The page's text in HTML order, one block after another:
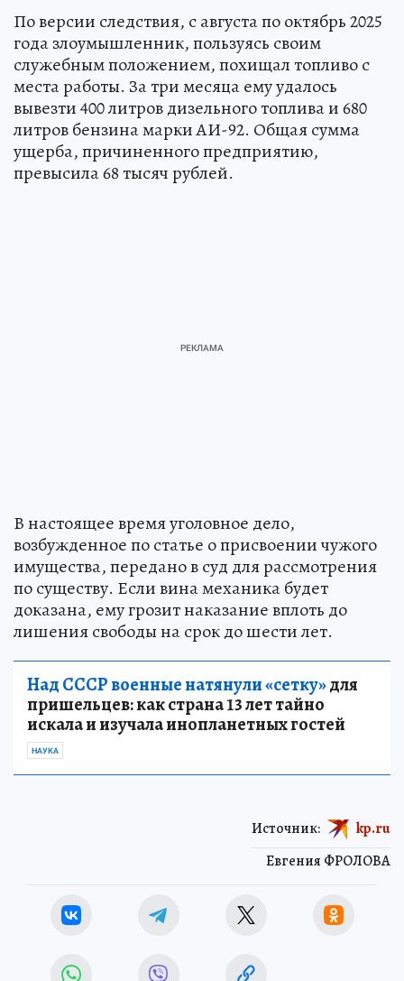
По версии следствия, с августа по октябрь 2025
года злоумышленник, пользуясь своим
служебным положением, похищал топливо с
места работы. За три месяца ему удалось
вывезти 400 литров дизельного топлива и 680
литров бензина марки АИ-92. Общая сумма
ущерба, причиненного предприятию,
превысила 68 тысяч рублей.
В настоящее время уголовное дело,
возбужденное по статье о присвоении чужого
имущества, передано в суд для рассмотрения
по существу. Если вина механика будет
доказана, ему грозит наказание вплоть до
лишения свободы на срок до шести лет.
Над СССР военные натянули «сетку»для
пришельцев: как страна 13 лет тайно
искала и изучала инопланетных гостей
НАУКА
Евгения ФРОЛОВА
Источник: kp.ru